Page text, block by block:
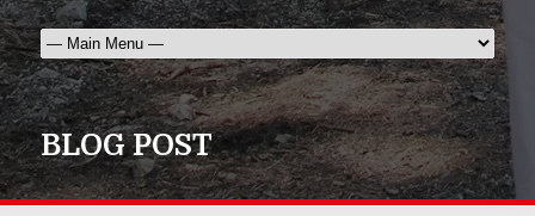
BLOG POST